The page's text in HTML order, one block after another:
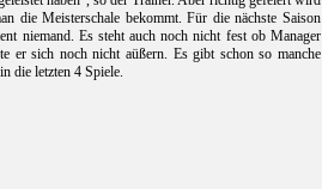
die Meisterschale bekommt. Für die nächste Saison
niemand. Es steht auch noch nicht fest ob Manager
er sich noch nicht aüßern. Es gibt schon so manche
die letzten 4 Spiele.